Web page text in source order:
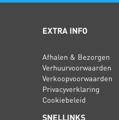
EXTRA INFO
Afhalen & Bezorgen
Verhuurvoorwaarden
Verkoopvoorwaarden
Privacyverklaring
Cookiebeleid
SNELLINKS